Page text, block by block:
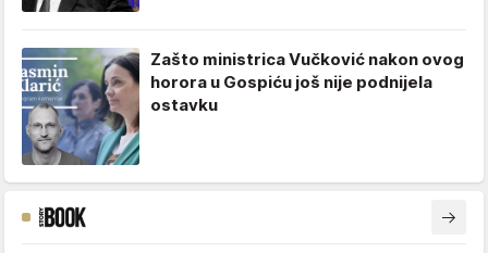
Zašto ministrica Vučković nakon ovog
horora u Gospiću još nije podnijela
ostavku